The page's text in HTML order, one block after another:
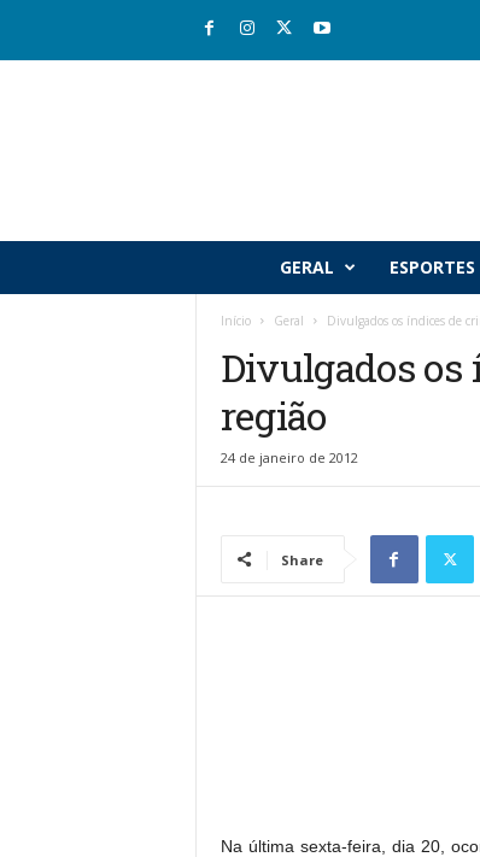
GERAL ESPORTES
Início Geral Divulgados os índices de
Divulgados
região
24 de janeiro de 2012
Share
Na última sexta-feira, dia 20,